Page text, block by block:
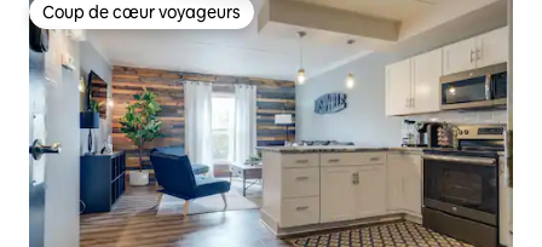
Coup de cœur voyageurs
Coup de cœur voyageurs